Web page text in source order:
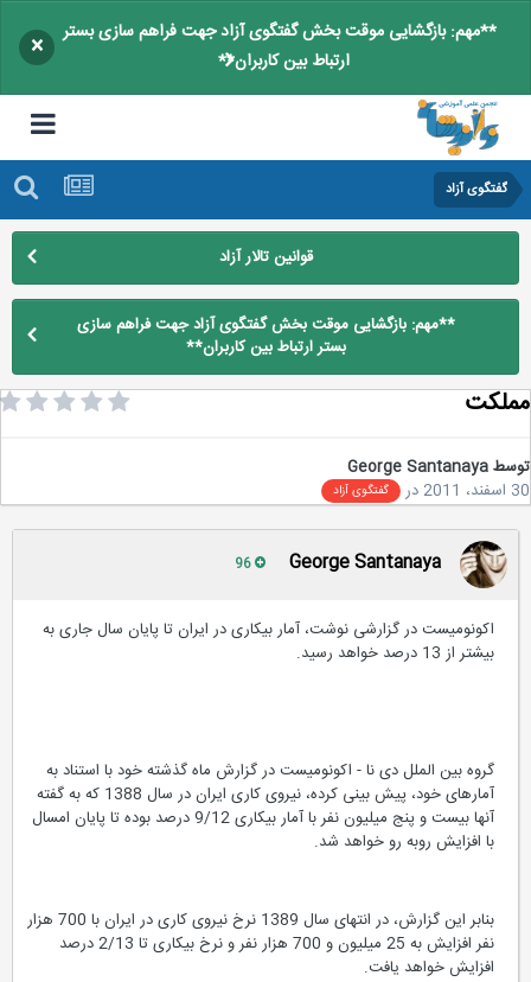
**مهم: بازگشایی موقت بخش گفتگوی آزاد جهت فراهم سازی بستر
ارتباط بین کاربران**
×
گفتگوی آزاد
قوانین تالار آزاد
**مهم: بازگشایی موقت بخش گفتگوی آزاد جهت فراهم سازی
بستر ارتباط بین کاربران**
George Santanaya
در گفتگوی آزاد
George Santanaya
اکونومیست در گزارشی نوشت، آمار بیکاری در ایران تا پایان سال جاری به
بیشتر از 13 درصد خواهد رسید.
گروه بین الملل دی نا - اکونومیست در گزارش ماه گذشته خود با استناد به
آمارهای خود، پیش بینی کرده، نیروی کاری ایران در سال 1388 که به گفته
آنها بیست و پنج میلیون نفر با آمار بیکاری 9/12 درصد بوده تا پایان امسال
با افزایش روبه رو خواهد شد.
بنابر این گزارش، در انتهای سال 1389 نرخ نیروی کاری در ایران با 700 هزار
نفر افزایش به 25 میلیون و 700 هزار نفر و نرخ بیکاری تا 2/13 درصد
افزایش خواهد یافت.